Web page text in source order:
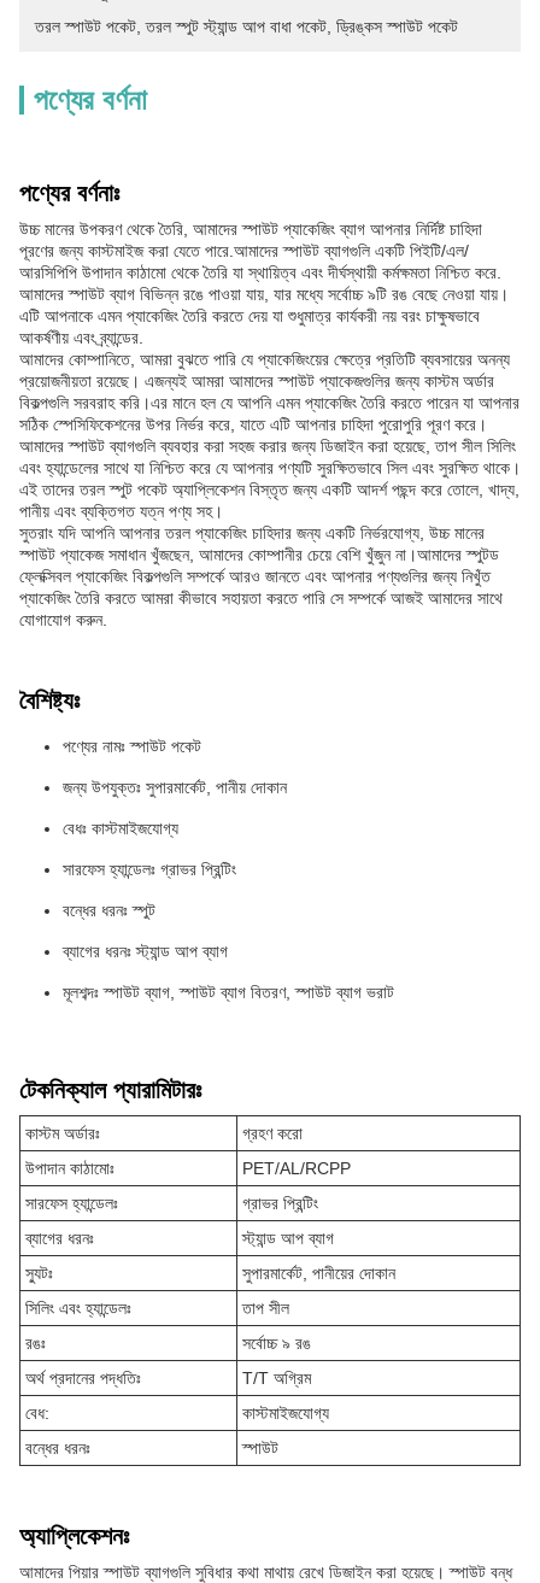
তরল স্পাউট পকেট , তরল স্পুট স্ট্যান্ড আপ বাধা পকেট ড্রিঙ্কস স্পাউট পকেট
পণ্যের বর্ণনা
পণ্যের বর্ণনাঃ
উচ্চ মানের উপকরণ থেকে তৈরি, আমাদের স্পাউট প্যাকেজিং ব্যাগ আপনার নির্দিষ্ট চাহিদা
পূরণের জন্য কাস্টমাইজ করা যেতে পারে.আমাদের স্পাউট ব্যাগগুলি একটি পিইটি/এল/
আরসিপিপি উপাদান কাঠামো থেকে তৈরি যা স্থায়িত্ব এবং দীর্ঘস্থায়ী কর্মক্ষমতা নিশ্চিত করে.
আমাদের স্পাউট ব্যাগ বিভিন্ন রঙে পাওয়া যায়, যার মধ্যে সর্বোচ্চ ৯টি রঙ বেছে নেওয়া যায়।
এটি আপনাকে এমন প্যাকেজিং তৈরি করতে দেয় যা শুধুমাত্র কার্যকরী নয় বরং চাক্ষুষভাবে
আকর্ষণীয় এবং ব্র্যান্ডের.
আমাদের কোম্পানিতে, আমরা বুঝতে পারি যে প্যাকেজিংয়ের ক্ষেত্রে প্রতিটি ব্যবসায়ের অনন্য
প্রয়োজনীয়তা রয়েছে। এজন্যই আমরা আমাদের স্পাউট প্যাকেজগুলির জন্য কাস্টম অর্ডার
বিকল্পগুলি সরবরাহ করি।এর মানে হল যে আপনি এমন প্যাকেজিং তৈরি করতে পারেন যা আপনার
সঠিক স্পেসিফিকেশনের উপর নির্ভর করে, যাতে এটি আপনার চাহিদা পুরোপুরি পূরণ করে।
আমাদের স্পাউট ব্যাগগুলি ব্যবহার করা সহজ করার জন্য ডিজাইন করা হয়েছে, তাপ সীল সিলিং
এবং হ্যান্ডেলের সাথে যা নিশ্চিত করে যে আপনার পণ্যটি সুরক্ষিতভাবে সিল এবং সুরক্ষিত থাকে।
এই তাদের তরল স্পুট পকেট অ্যাপ্লিকেশন বিস্তৃত জন্য একটি আদর্শ পছন্দ করে তোলে, খাদ্য,
পানীয় এবং ব্যক্তিগত যত্ন পণ্য সহ।
সুতরাং যদি আপনি আপনার তরল প্যাকেজিং চাহিদার জন্য একটি নির্ভরযোগ্য, উচ্চ মানের
স্পাউট প্যাকেজ সমাধান খুঁজছেন, আমাদের কোম্পানীর চেয়ে বেশি খুঁজুন না।আমাদের স্পুটড
ফ্লেক্সিবল প্যাকেজিং বিকল্পগুলি সম্পর্কে আরও জানতে এবং আপনার পণ্যগুলির জন্য নিখুঁত
প্যাকেজিং তৈরি করতে আমরা কীভাবে সহায়তা করতে পারি সে সম্পর্কে আজই আমাদের সাথে
যোগাযোগ করুন.
বৈশিষ্ট্যঃ
পণ্যের নামঃ স্পাউট পকেট
জন্য উপযুক্তঃ সুপারমার্কেট, পানীয় দোকান
বেধঃ কাস্টমাইজযোগ্য
সারফেস হ্যান্ডেলঃ গ্রাভর প্রিন্টিং
বন্ধের ধরনঃ স্পুট
ব্যাগের ধরনঃ স্ট্যান্ড আপ ব্যাগ
মূলশব্দঃ স্পাউট ব্যাগ, স্পাউট ব্যাগ বিতরণ, স্পাউট ব্যাগ ভরাট
টেকনিক্যাল প্যারামিটারঃ
কাস্টম অর্ডারঃ
গ্রহণ করো
উপাদান কাঠামোঃ
PET/AL/RCPP
সারফেস হ্যান্ডেলঃ
গ্রাভর প্রিন্টিং
ব্যাগের ধরনঃ
স্ট্যান্ড আপ ব্যাগ
স্যুটঃ
সুপারমার্কেট, পানীয়ের দোকান
সিলিং এবং হ্যান্ডেলঃ
তাপ সীল
রঙঃ
সর্বোচ্চ ৯ রঙ
অর্থ প্রদানের পদ্ধতিঃ
T/T অগ্রিম
বেধ:
কাস্টমাইজযোগ্য
বন্ধের ধরনঃ
স্পাউট
অ্যাপ্লিকেশনঃ
আমাদের পিয়ার স্পাউট ব্যাগগুলি সুবিধার কথা মাথায় রেখে ডিজাইন করা হয়েছে। স্পাউট বন্ধ